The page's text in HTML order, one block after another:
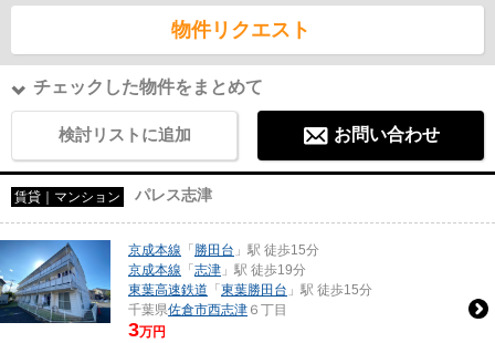
物件リクエスト
チェックした物件をまとめて
検討リストに追加 お問い合わせ
賃貸｜マンション パレス志津
京成本線 「 勝田台 」駅 徒歩15分
京成本線 「 志津 」駅 徒歩19分
東葉高速鉄道 「 東葉勝田台 」駅 徒歩15分
千葉県佐倉市西志津 ６丁目
3万円